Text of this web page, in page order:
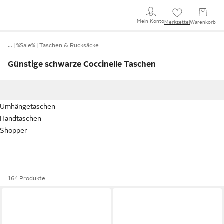
Mein KontoMerkzettel Warenkorb
… %Sale% Taschen & Rucksäcke
Günstige schwarze Coccinelle Taschen
Umhängetaschen
Handtaschen
Shopper
164 Produkte